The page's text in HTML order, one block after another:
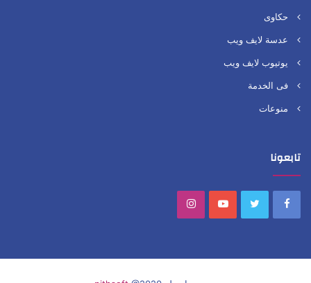
حكاوى
عدسة لايف ويب
يوتيوب لايف ويب
فى الخدمة
منوعات
تابعونا
Facebook
Twitter
YouTube